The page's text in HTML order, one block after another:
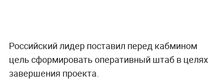
Российский лидер поставил перед кабмином
цель сформировать оперативный штаб в целях
завершения проекта.